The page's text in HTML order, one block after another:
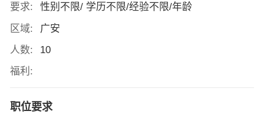
要求:
性别不限/ 学历不限/经验不限/年龄
区域:
广安
人数:
10
福利:
职位要求